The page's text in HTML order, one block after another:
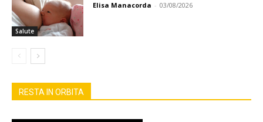
Salute
Elisa Manacorda - 03/08/2026
RESTA IN ORBITA